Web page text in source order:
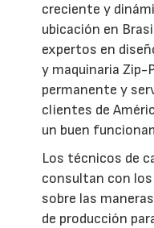
creciente y
ubicación en
expertos en
y maquinaria
permanente y
clientes de
un buen
Los técnicos de
consultan con
sobre las
de producción